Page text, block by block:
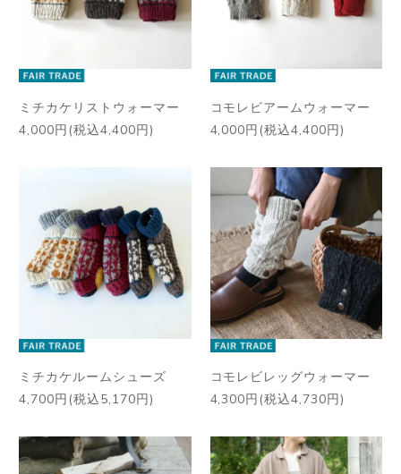
ミチカケリストウォーマー
4,000円(税込4,400円)
コモレビアームウォーマー
4,000円(税込4,400円)
ミチカケルームシューズ
4,700円(税込5,170円)
コモレビレッグウォーマー
4,300円(税込4,730円)